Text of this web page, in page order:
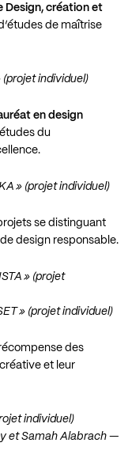
Design, création et
de maîtrise
(projet individuel)
en design
du
» (projet individuel)
se distinguant
design responsable.
» (projet
» (projet individuel)
des
et leur
individuel)
et Samah Alabrach —